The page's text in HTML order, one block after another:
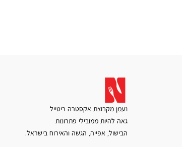
נעמן מקבוצת אקסטרה ריטייל
גאה להיות ממובילי פתרונות
הבישול, אפייה, הגשה והאירוח בישראל.